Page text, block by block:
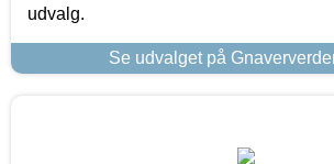
udvalg.
Se udvalget på